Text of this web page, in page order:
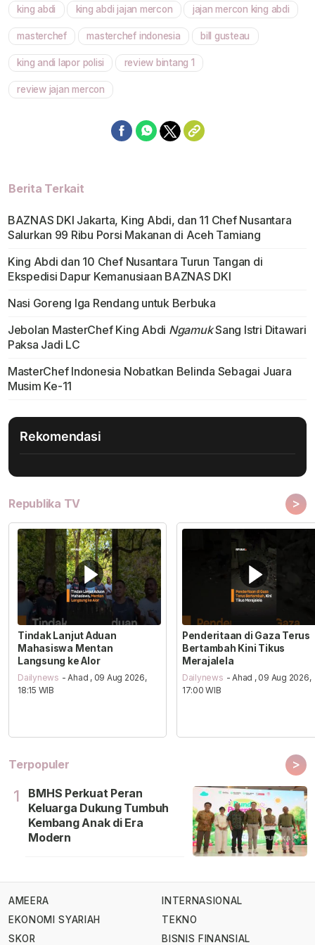
Mute
king abdi king abdi jajan mercon jajan mercon king abdi
masterchef masterchef indonesia bill gusteau
king andi lapor polisi review bintang 1
review jajan mercon
Berita Terkait
BAZNAS DKI Jakarta, King Abdi, dan 11 Chef Nusantara
Salurkan 99 Ribu Porsi Makanan di Aceh Tamiang
King Abdi dan 10 Chef Nusantara Turun Tangan di
Ekspedisi Dapur Kemanusiaan BAZNAS DKI
Nasi Goreng Iga Rendang untuk Berbuka
Jebolan MasterChef King Abdi NgamukSang Istri Ditawari
Paksa Jadi LC
MasterChef Indonesia Nobatkan Belinda Sebagai Juara
Musim Ke-11
Rekomendasi
Republika TV >
Tindak Lanjut Aduan
Mahasiswa Mentan
Langsung ke Alor
Dailynews - Ahad , 09 Aug 2026,
18:15 WIB
Penderitaan di Gaza Terus
Bertambah Kini Tikus
Merajalela
Dailynews - Ahad , 09 Aug 2026,
17:00 WIB
Terpopuler >
1
BMHS Perkuat Peran
Keluarga Dukung Tumbuh
Kembang Anak di Era
Modern
AMEERA
EKONOMI SYARIAH
SKOR
INTERNASIONAL
TEKNO
BISNIS FINANSIAL